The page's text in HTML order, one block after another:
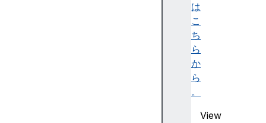
は
こ
ち
ら
か
ら
。
View